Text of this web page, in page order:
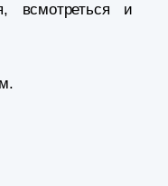
всмотреться и